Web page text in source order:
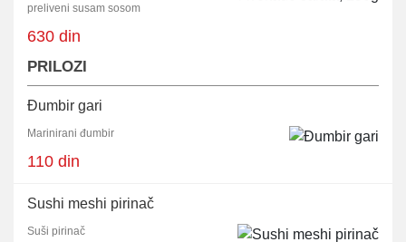
preliveni susam sosom
630 din
PRILOZI
Đumbir gari
Marinirani đumbir
110 din
Sushi meshi pirinač
Suši pirinač